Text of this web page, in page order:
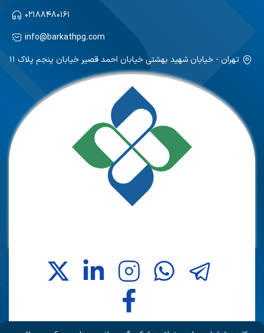
۰۲۱۸۸۴۸۰۱۶۱
info@barkathpg.com
تهران - خیابان شهید بهشتی خیابان احمد قصیر خیابان پنجم پلاک ۱۱